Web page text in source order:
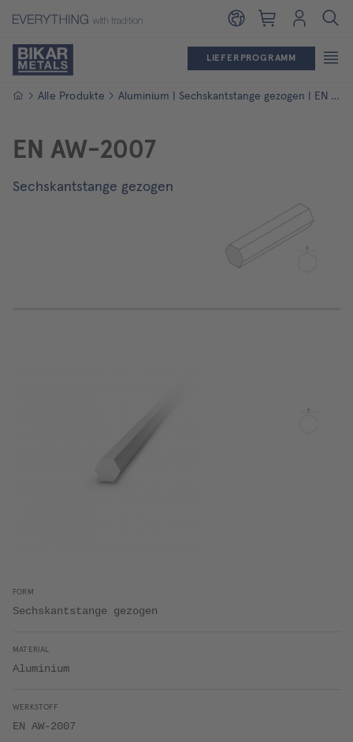
Warenkorb
Login
LIEFERPROGRAMM
StartseiteAlle Produkte Aluminium | Sechskantstange gezogen | EN AW-2007
EN AW-2007
Sechskantstange gezogen
FORM
Sechskantstange gezogen
MATERIAL
Aluminium
WERKSTOFF
EN AW-2007